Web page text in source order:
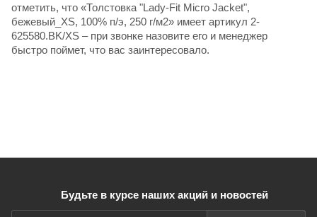
отметить, что «Толстовка "Lady-Fit Micro Jacket",
бежевый_XS, 100% п/э, 250 г/м2» имеет артикул 2-
625580.BK/XS – при звонке назовите его и менеджер
быстро поймет, что вас заинтересовало.
Будьте в курсе наших акций и новостей